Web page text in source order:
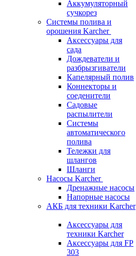
Аккумуляторный
сучкорез
Системы полива и
орошения Karcher
Аксессуары для
сада
Дождеватели и
разбрызгиватели
Капелярный полив
Коннекторы и
соеденители
Садовые
распылители
Системы
автоматического
полива
Тележки для
шлангов
Шланги
Насосы Karcher
Дренажные насосы
Напорные насосы
АКБ для техники Karcher
Аксессуары для
техники Karcher
Аксессуары для FP
303